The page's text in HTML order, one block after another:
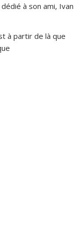
à son ami, Ivan
à partir de là que